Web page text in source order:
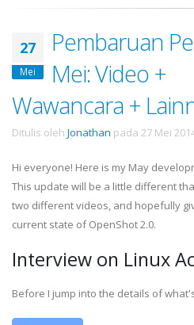
27
Mei
Pembaruan
Mei: Video +
Wawancara +
Ditulis oleh Jonathan pada 27 Mei
Hi everyone! Here is my May
This update will be a little different
two different videos, and hopefully
current state of OpenShot 2.0.
Interview on Linux
Before I jump into the details of